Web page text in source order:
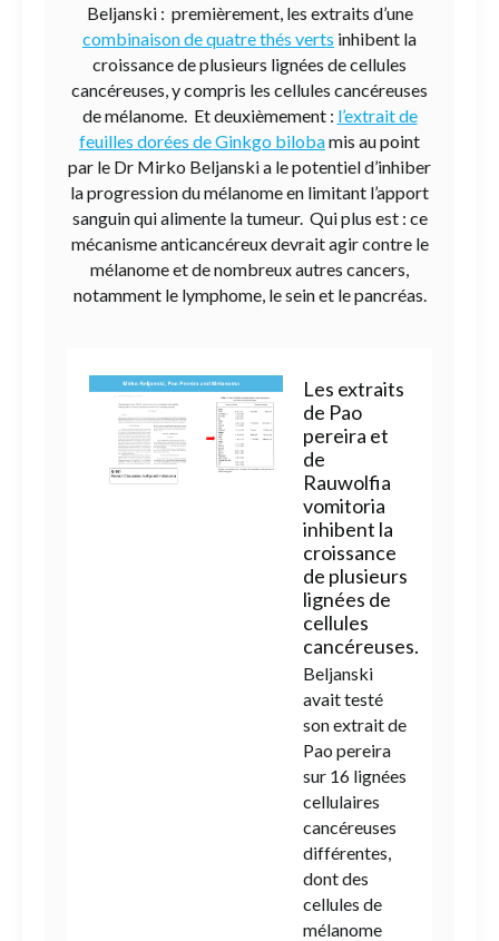
Beljanski : premièrement, les extraits d’une
combinaison de quatre thés verts inhibent la
croissance de plusieurs lignées de cellules
cancéreuses, y compris les cellules cancéreuses
de mélanome. Et deuxièmement : l’extrait de
feuilles dorées de Ginkgo bilobamis au point
par le Dr Mirko Beljanski a le potentiel d’inhiber
la progression du mélanome en limitant l’apport
sanguin qui alimente la tumeur. Qui plus est : ce
mécanisme anticancéreux devrait agir contre le
mélanome et de nombreux autres cancers,
notamment le lymphome, le sein et le pancréas.
Les extraits
de Pao
pereira et
de
Rauwolfia
vomitoria
inhibent la
croissance
de plusieurs
lignées de
cellules
cancéreuses.
Beljanski
avait testé
son extrait de
Pao pereira
sur 16 lignées
cellulaires
cancéreuses
différentes,
dont des
cellules de
mélanome